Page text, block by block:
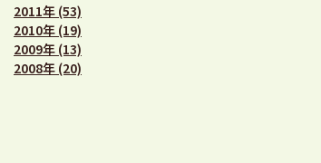
2011年 (53)
2010年 (19)
2009年 (13)
2008年 (20)